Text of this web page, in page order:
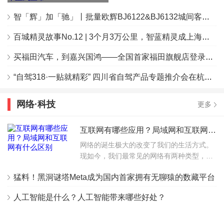
智「辉」加「驰」丨批量欧辉BJ6122&BJ6132城间客车交付衢州丰驰客运
百城精灵故事No.12 | 3个月3万公里，智蓝精灵成上海杨师傅的宠物移动城堡！
买福田汽车，到嘉兴国鸿——全国首家福田旗舰店登录嘉兴
“自驾318·一贴就精彩” 四川省自驾产品专题推介会在杭州举行
网络·科技 更多
互联网有哪些应用？局域网和互联网有什么区别
网络的诞生极大的改变了我们的生活方式。
现如今，我们最常见的网络有两种类型，一
和互联网你了解吗？两者之间有什么关系
猛料！黑洞谜塔Meta成为国内首家拥有无聊猿的数藏平台
人工智能是什么？人工智能带来哪些好处？